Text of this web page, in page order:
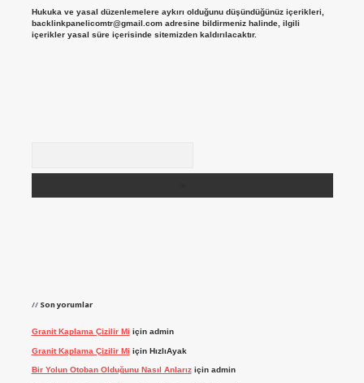
Hukuka ve yasal düzenlemelere aykırı olduğunu düşündüğünüz içerikleri,
backlinkpanelicomtr@gmail.comadresine bildirmeniz halinde, ilgili
içerikler yasal süre içerisinde sitemizden kaldırılacaktır.
Son yorumlar
Granit Kaplama Çizilir Mi için admin
Granit Kaplama Çizilir Mi için HızlıAyak
Bir Yolun Otoban Olduğunu Nasıl Anlarıziçin admin